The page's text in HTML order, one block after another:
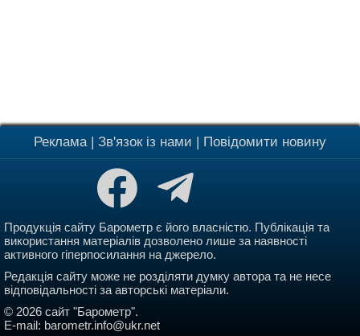
Реклама| Зв'язок із нами | Повідомити новину
Продукція сайту Барометр є його власністю. Публікація та
використання матеріалів дозволено лише за наявності
активного гіперпосилання на джерело.
Редакція сайту може не розділяти думку автора та не несе
відповідальності за авторські матеріали.
© 2026 сайт "Барометр".
E-mail: barometr.info@ukr.net